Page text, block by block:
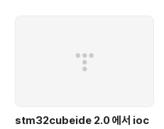
stm32cubeide 2.0 에서 ioc